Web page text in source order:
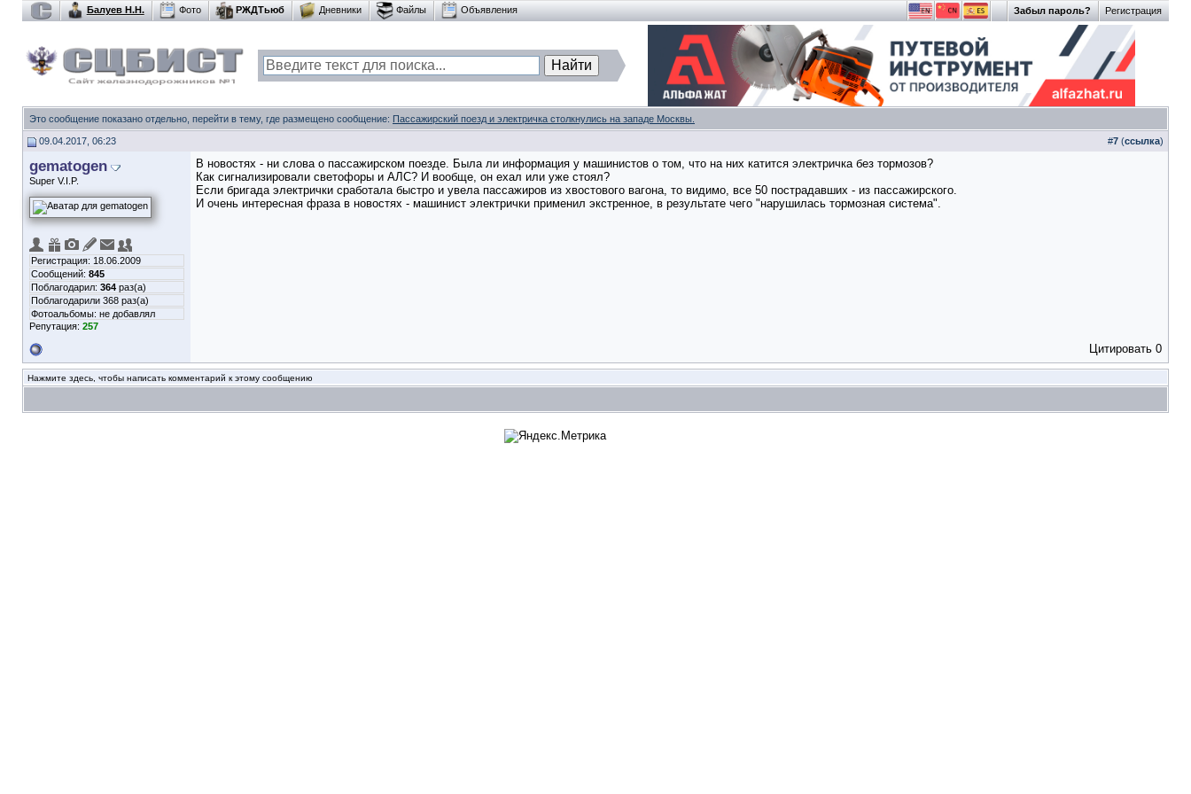
Регистрация
Забыл пароль?
Балуев Н.Н. Фото РЖДТьюб Дневники Файлы Объявления
Это сообщение показано отдельно, перейти в тему, где размещено сообщение: Пассажирский поезд и электричка столкнулись на западе Москвы.
09.04.2017, 06:23 #7 (ссылка)
gematogen
Super V.I.P.
Регистрация: 18.06.2009
Сообщений: 845
Поблагодарил: 364 раз(а)
Поблагодарили 368 раз(а)
Фотоальбомы: не добавлял
Репутация: 257
В новостях - ни слова о пассажирском поезде. Была ли информация у машинистов о том, что на них катится электричка без тормозов?
Как сигнализировали светофоры и АЛС? И вообще, он ехал или уже стоял?
Если бригада электрички сработала быстро и увела пассажиров из хвостового вагона, то видимо, все 50 пострадавших - из пассажирского.
И очень интересная фраза в новостях - машинист электрички применил экстренное, в результате чего "нарушилась тормозная система".
Цитировать 0
Нажмите здесь, чтобы написать комментарий к этому сообщению